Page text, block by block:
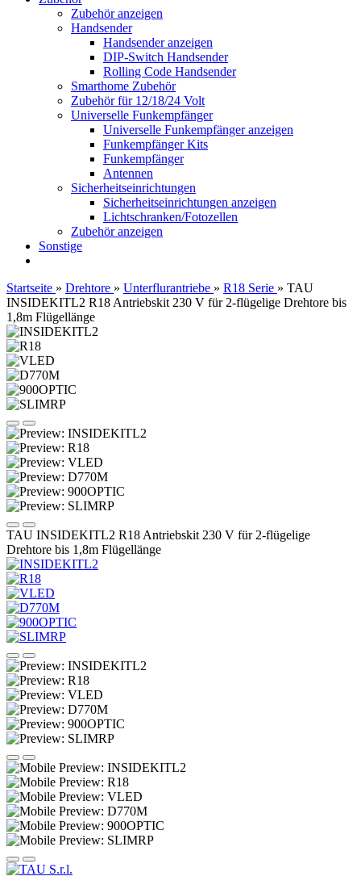
Zubehör anzeigen
Handsender
Handsender anzeigen
DIP-Switch Handsender
Rolling Code Handsender
Smarthome Zubehör
Zubehör für 12/18/24 Volt
Universelle Funkempfänger
Universelle Funkempfänger anzeigen
Funkempfänger Kits
Funkempfänger
Antennen
Sicherheitseinrichtungen
Sicherheitseinrichtungen anzeigen
Lichtschranken/Fotozellen
Zubehör anzeigen
Sonstige
Startseite » Drehtore » Unterflurantriebe » R18 Serie » TAU
INSIDEKITL2 R18 Antriebskit 230 V für 2-flügelige Drehtore bis
1,8m Flügellänge
TAU INSIDEKITL2 R18 Antriebskit 230 V für 2-flügelige
Drehtore bis 1,8m Flügellänge